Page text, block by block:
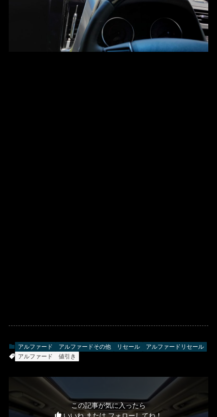
アルファード アルファードその他 リセール
アルファードリセール
アルファード 値引き
この記事が気に入ったら